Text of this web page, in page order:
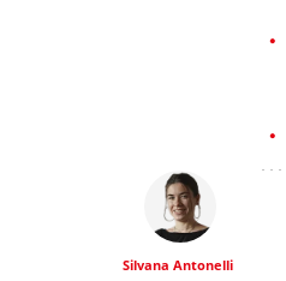
Silvana Antonelli